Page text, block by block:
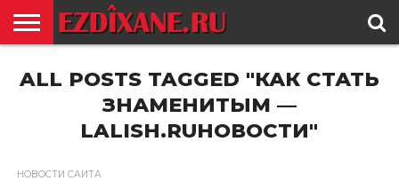
ЕЗИДИЗМ
НОВОСТИ
ИСТОРИЯ
КУЛЬТУРА
КОНТАКТ
ALL POSTS TAGGED "КАК СТАТЬ
ЗНАМЕНИТЫМ —
LALISH.RUНОВОСТИ"
НОВОСТИ САЙТА